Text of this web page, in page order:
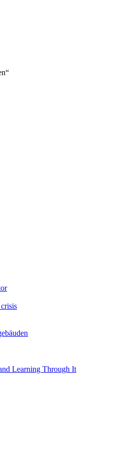
Learning Through It